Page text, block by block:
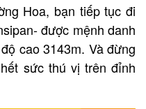
Hoa, bạn tiếp tục đi
được mệnh danh
cao 3143m. Và đừng
sức thú vị trên đỉnh